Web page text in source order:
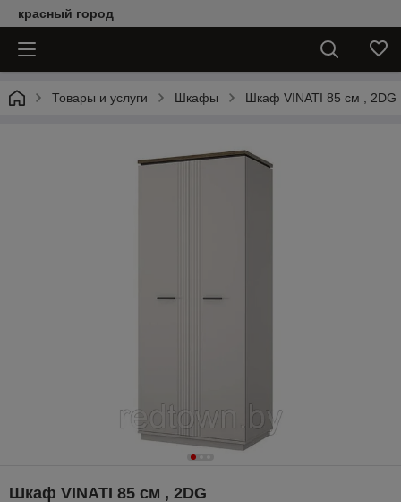
красный город
Товары и услуги Шкафы Шкаф VINATI 85 см , 2DG
Шкаф VINATI 85 см , 2DG